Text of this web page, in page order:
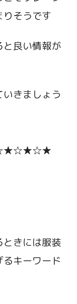
そうです
良い情報が
きましょう
きには服装
キーワード